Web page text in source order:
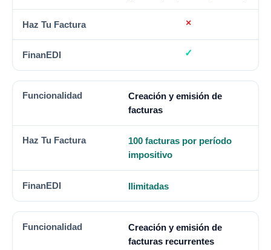
Creación y emisión de
facturas
100 facturas por período
impositivo
Ilimitadas
Creación y emisión de
facturas recurrentes